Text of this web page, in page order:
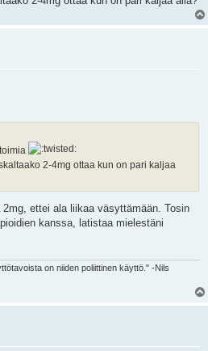
2-4mg ottaa kun on pari kaljaa
ettei ala liikaa väsyttämään. Tosin
kanssa, latistaa mielestäni
on niiden poliittinen käyttö." -Nils